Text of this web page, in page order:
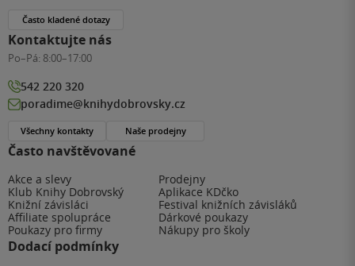
Často navštěvované
Akce a slevy
Prodejny
Klub Knihy Dobrovský
Aplikace KDčko
Knižní závisláci
Festival knižních závisláků
Affiliate spolupráce
Dárkové poukazy
Poukazy pro firmy
Nákupy pro školy
Dodací podmínky
Často kladené dotazy
Kontaktujte nás
Po–Pá: 8:00–17:00
542 220 320
poradime@knihydobrovsky.cz
Všechny kontakty Naše prodejny